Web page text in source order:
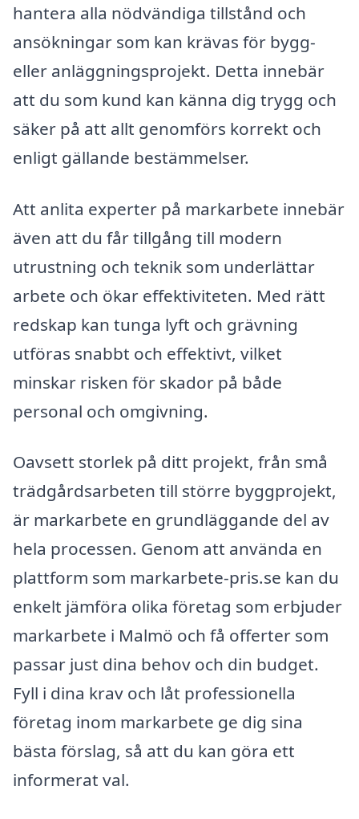
hantera alla nödvändiga tillstånd och
ansökningar som kan krävas för bygg-
eller anläggningsprojekt. Detta innebär
att du som kund kan känna dig trygg och
säker på att allt genomförs korrekt och
enligt gällande bestämmelser.
Att anlita experter på markarbete innebär
även att du får tillgång till modern
utrustning och teknik som underlättar
arbete och ökar effektiviteten. Med rätt
redskap kan tunga lyft och grävning
utföras snabbt och effektivt, vilket
minskar risken för skador på både
personal och omgivning.
Oavsett storlek på ditt projekt, från små
trädgårdsarbeten till större byggprojekt,
är markarbete en grundläggande del av
hela processen. Genom att använda en
plattform som markarbete-pris.se kan du
enkelt jämföra olika företag som erbjuder
markarbete i Malmö och få offerter som
passar just dina behov och din budget.
Fyll i dina krav och låt professionella
företag inom markarbete ge dig sina
bästa förslag, så att du kan göra ett
informerat val.